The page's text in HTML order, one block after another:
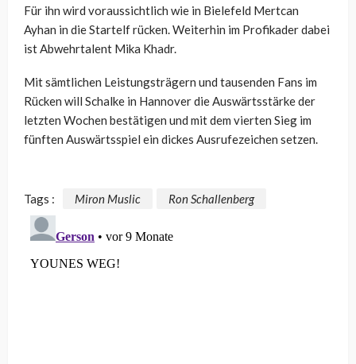
Für ihn wird voraussichtlich wie in Bielefeld Mertcan
Ayhan in die Startelf rücken. Weiterhin im Profikader dabei
ist Abwehrtalent Mika Khadr.
Mit sämtlichen Leistungsträgern und tausenden Fans im
Rücken will Schalke in Hannover die Auswärtsstärke der
letzten Wochen bestätigen und mit dem vierten Sieg im
fünften Auswärtsspiel ein dickes Ausrufezeichen setzen.
Tags : Miron Muslic Ron Schallenberg